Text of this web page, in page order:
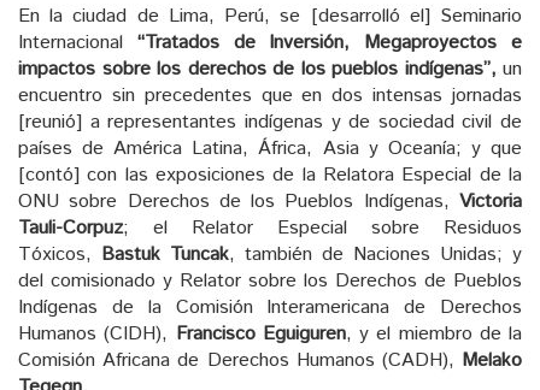
En la ciudad de Lima, Perú, se [desarrolló el] Seminario
Internacional “Tratados de Inversión, Megaproyectos e
impactos sobre los derechos de los pueblos indígenas”, un
encuentro sin precedentes que en dos intensas jornadas
[reunió] a representantes indígenas y de sociedad civil de
países de América Latina, África, Asia y Oceanía; y que
[contó] con las exposiciones de la Relatora Especial de la
ONU sobre Derechos de los Pueblos Indígenas, Victoria
Tauli-Corpuz; el Relator Especial sobre Residuos
Tóxicos, Bastuk Tuncak, también de Naciones Unidas; y
del comisionado y Relator sobre los Derechos de Pueblos
Indígenas de la Comisión Interamericana de Derechos
Humanos (CIDH), Francisco Eguiguren, y el miembro de la
Comisión Africana de Derechos Humanos (CADH), Melako